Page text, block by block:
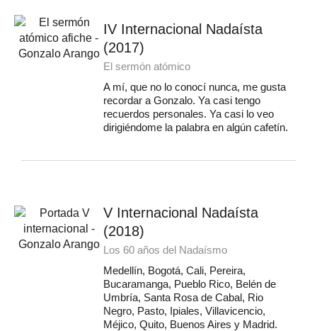
IV Internacional Nadaísta
(2017)
El sermón atómico
A mí, que no lo conocí nunca, me gusta
recordar a Gonzalo. Ya casi tengo
recuerdos personales. Ya casi lo veo
dirigiéndome la palabra en algún cafetín.
V Internacional Nadaísta
(2018)
Los 60 años del Nadaísmo
Medellín, Bogotá, Cali, Pereira,
Bucaramanga, Pueblo Rico, Belén de
Umbría, Santa Rosa de Cabal, Rio
Negro, Pasto, Ipiales, Villavicencio,
Méjico, Quito, Buenos Aires y Madrid.